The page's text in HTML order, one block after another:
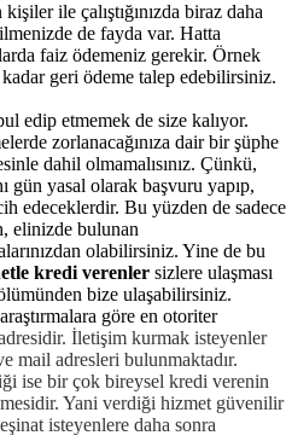
ile çalıştığınızda biraz daha
de fayda var. Hatta
faiz ödemeniz gerekir. Örnek
kadar geri ödeme talep edebilirsiniz.
edip etmemek de size kalıyor.
zorlanacağınıza dair bir şüphe
dahil olmamalısınız. Çünkü,
gün yasal olarak başvuru yapıp,
edeceklerdir. Bu yüzden de sadece
elinizde bulunan
olabilirsiniz. Yine de bu
kredi verenler sizlere ulaşması
bize ulaşabilirsiniz.
göre en otoriter
İletişim kurmak isteyenler
mail adresleri bulunmaktadır.
ise bir çok bireysel kredi verenin
Yani verdiği hizmet güvenilir
isteyenlere daha sonra